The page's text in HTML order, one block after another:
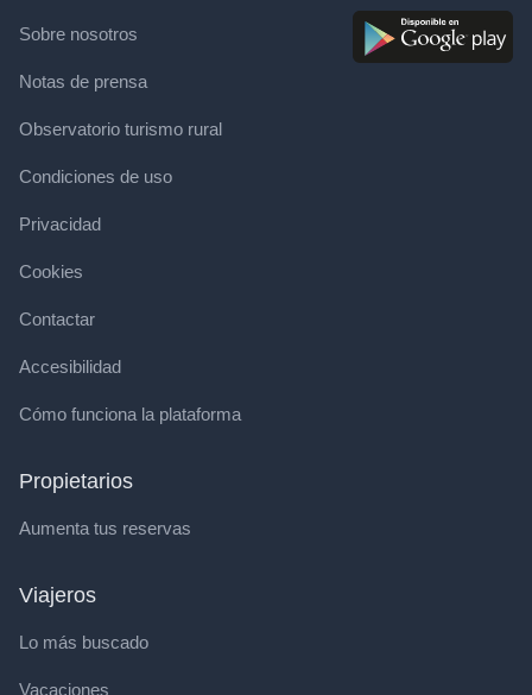
Sobre nosotros
Notas de prensa
Observatorio turismo rural
Condiciones de uso
Privacidad
Cookies
Contactar
Accesibilidad
Cómo funciona la plataforma
Propietarios
Aumenta tus reservas
Viajeros
Lo más buscado
Vacaciones